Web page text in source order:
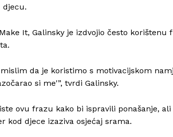
djecu.
It, Galinsky je izdvojio često
da je koristimo s motivacijskom
si me'”, tvrdi Galinsky.
ovu frazu kako bi ispravili ponašanje,
kod djece izaziva osjećaj srama.